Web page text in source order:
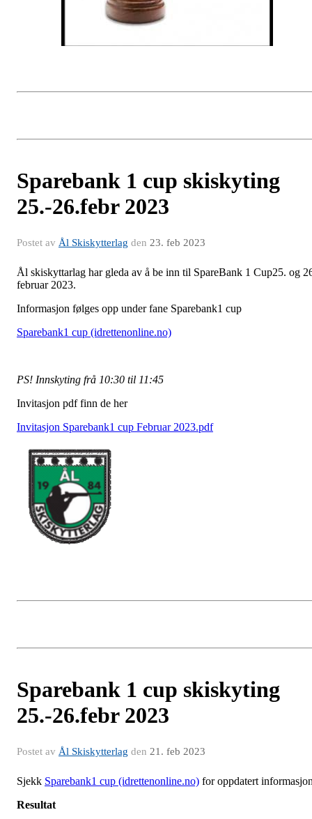
Sparebank 1 cup skiskyting
25.-26.febr 2023
Postet av Ål Skiskytterlag den 23. feb 2023
Ål skiskyttarlag har gleda av å be inn til SpareBank 1 Cup25. og
februar 2023.
Informasjon følges opp under fane Sparebank1 cup
Sparebank1 cup (idrettenonline.no)
PS! Innskyting frå 10:30 til 11:45
Invitasjon pdf finn de her
Invitasjon Sparebank1 cup Februar 2023.pdf
Sparebank 1 cup skiskyting
25.-26.febr 2023
Postet av Ål Skiskytterlag den 21. feb 2023
Sjekk Sparebank1 cup (idrettenonline.no) for oppdatert
Resultat